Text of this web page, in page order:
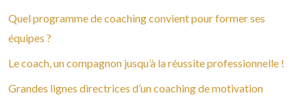
Quel programme de coaching convient pour former ses
équipes ?
Le coach, un compagnon jusqu’à la réussite professionnelle !
Grandes lignes directrices d’un coaching de motivation